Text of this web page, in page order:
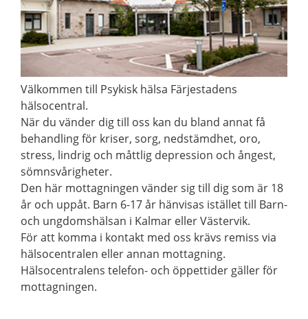
Välkommen till Psykisk hälsa Färjestadens
hälsocentral.
När du vänder dig till oss kan du bland annat få
behandling för kriser, sorg, nedstämdhet, oro,
stress, lindrig och måttlig depression och ångest,
sömnsvårigheter.
Den här mottagningen vänder sig till dig som är 18
år och uppåt. Barn 6-17 år hänvisas istället till Barn-
och ungdomshälsan i Kalmar eller Västervik.
För att komma i kontakt med oss krävs remiss via
hälsocentralen eller annan mottagning.
Hälsocentralens telefon- och öppettider gäller för
mottagningen.